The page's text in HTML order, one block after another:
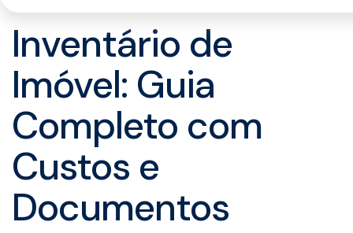
Inventário de
Imóvel: Guia
Completo com
Custos e
Documentos